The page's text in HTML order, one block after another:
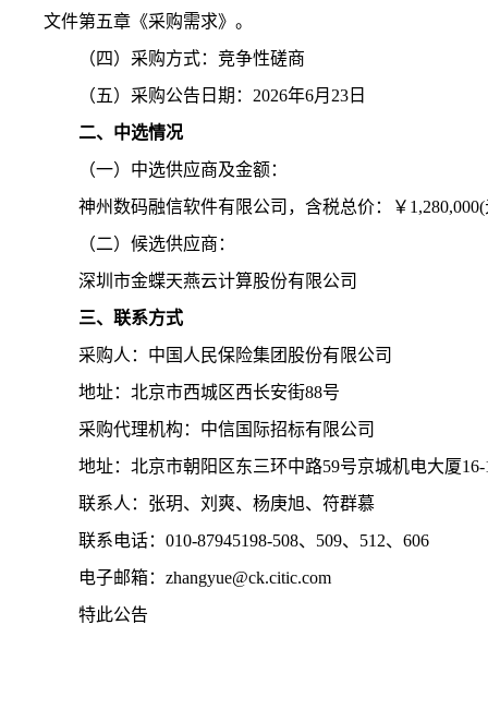
文件第五章《采购需求》。
（四）采购方式：竞争性磋商
（五）采购公告日期： 2026年6月23日
二、中选情况
（一）中选供应商及金额：
神州数码融信软件有限公司，含税总价：￥
（二） 候选供应商：
深圳市金蝶天燕云计算股份有限公司
三、联系方式
采购人：中国人民保险集团股份有限公司
地址：北京市西城区西长安街88号
采购代理机构： 中信国际招标有限公司
地址：北京市朝阳区东三环中路59号京城机电大厦16-
联系人： 张玥、刘爽、杨庚旭、符群慕
联系电话： 010-87945198-508、509、512、606
电子邮箱： zhangyue@ck.citic.com
特此公告